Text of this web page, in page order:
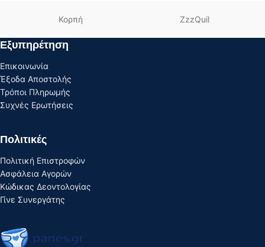
Κορπή ZzzQuil
Εξυπηρέτηση
Επικοινωνία
Έξοδα Αποστολής
Τρόποι Πληρωμής
Συχνές Ερωτήσεις
Πολιτικές
Πολιτική Επιστροφών
Ασφάλεια Αγορών
Κώδικας Δεοντολογίας
Γίνε Συνεργάτης